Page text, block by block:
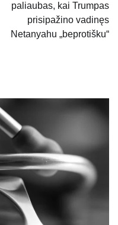
paliaubas, kai Trumpas
prisipažino vadinęs
Netanyahu „beprotišku“